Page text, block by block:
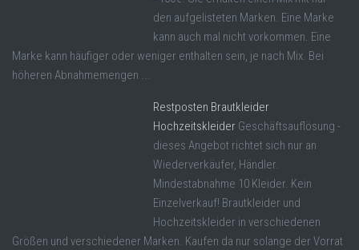
den aufgelisteten Marken. Eine Marke
kann auch mal nicht vorkommen. Eine
Marke kann häufiger oder weniger enthalten sein, je nach Mix. Bei
höheren Abnahmemengen ...
Restposten Brautkleider
Hochzeitskleider Geschäftsauflösung -
dieses Angebot richtet sich nur an
Wiederverkäufer, Händler.
Mindestabnahme 10 Kleider. Kein
Einzelverkauf! Brautkleider und
Hochzeitskleider in verschiedenen
Größen und verschiedener Marken. Kaufen da nur solange der Vorrat